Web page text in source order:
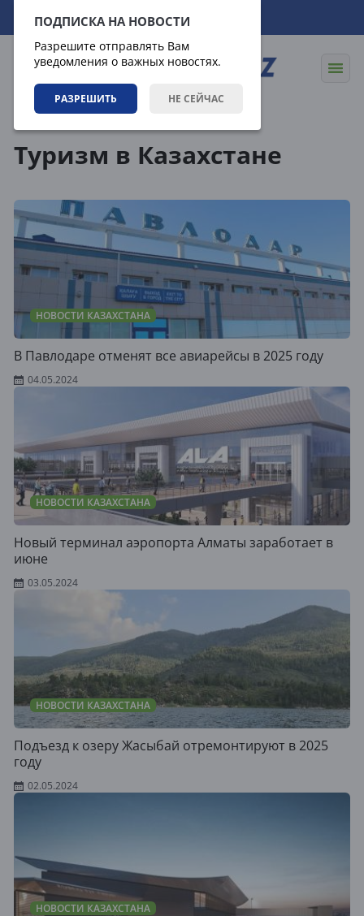
ПОДПИСКА НА НОВОСТИ
Разрешите отправлять Вам
уведомления о важных новостях.
РАЗРЕШИТЬ НЕ СЕЙЧАС
09.08.2026 11:49:54
Туризм в Казахстане
НОВОСТИ КАЗАХСТАНА
В Павлодаре отменят все авиарейсы в 2025 году
04.05.2024
НОВОСТИ КАЗАХСТАНА
Новый терминал аэропорта Алматы заработает в
июне
03.05.2024
НОВОСТИ КАЗАХСТАНА
Подъезд к озеру Жасыбай отремонтируют в 2025
году
02.05.2024
НОВОСТИ КАЗАХСТАНА